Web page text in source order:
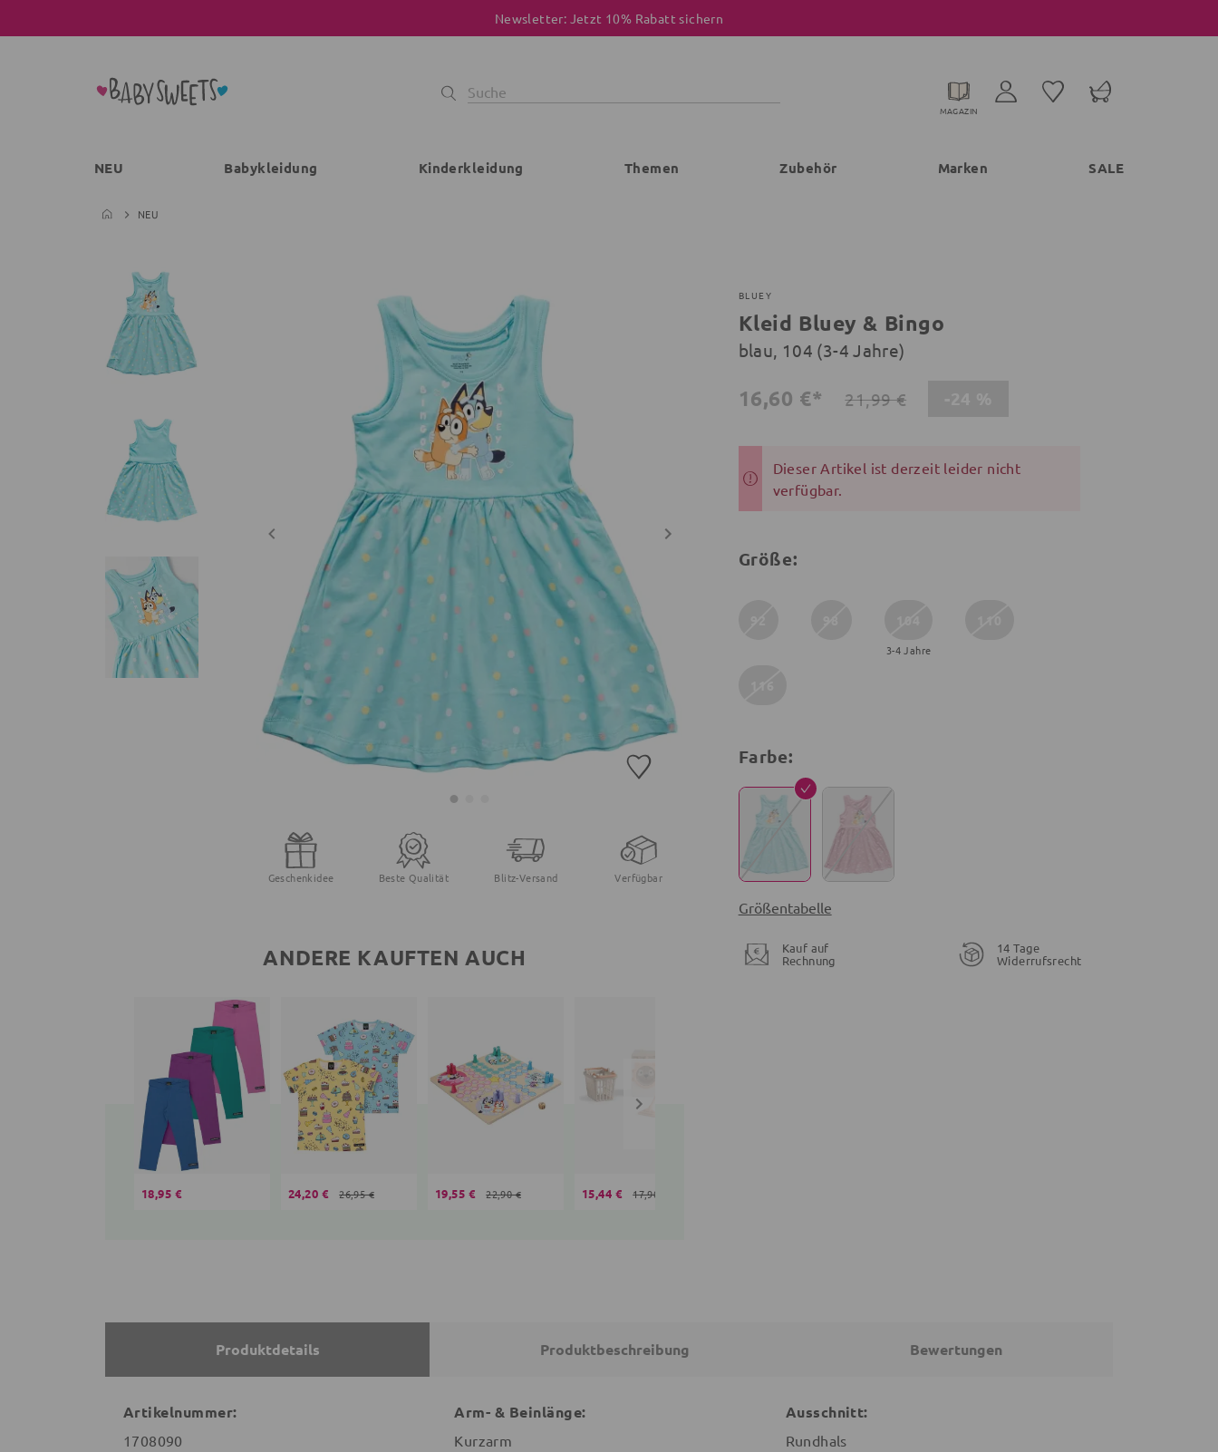
Newsletter: Jetzt 10% Rabatt sichern
MAGAZIN
NEU Babykleidung Kinderkleidung Themen Zubehör Marken SALE
NEU
Geschenkidee Beste Qualität Blitz-Versand Verfügbar
ANDERE KAUFTEN AUCH
18,95 € 24,20 € 26,95 € 19,55 € 22,90 € 15,44 € 17,90 €
BLUEY
Kleid Bluey & Bingo
blau, 104 (3-4 Jahre)
16,60 €* 21,99 €
Dieser Artikel ist derzeit leider nicht
verfügbar.
Größe:
3-4 Jahre
Farbe:
Größentabelle
Kauf auf
Rechnung
14 Tage
Widerrufsrecht
Produktdetails Produktbeschreibung Bewertungen
Artikelnummer:
1708090
Arm- & Beinlänge:
Kurzarm
Ausschnitt:
Rundhals